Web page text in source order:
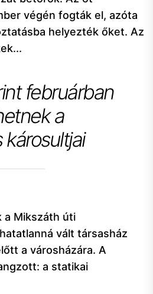
végén fogták el, azóta
helyezték őket. Az
februárban
a
a Mikszáth úti
vált társasház
a városházára. A
a statikai